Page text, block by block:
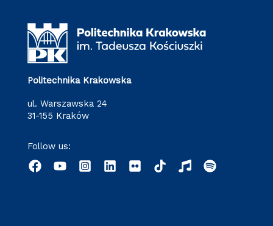
Politechnika Krakowska
ul. Warszawska 24
31-155 Kraków
Follow us: